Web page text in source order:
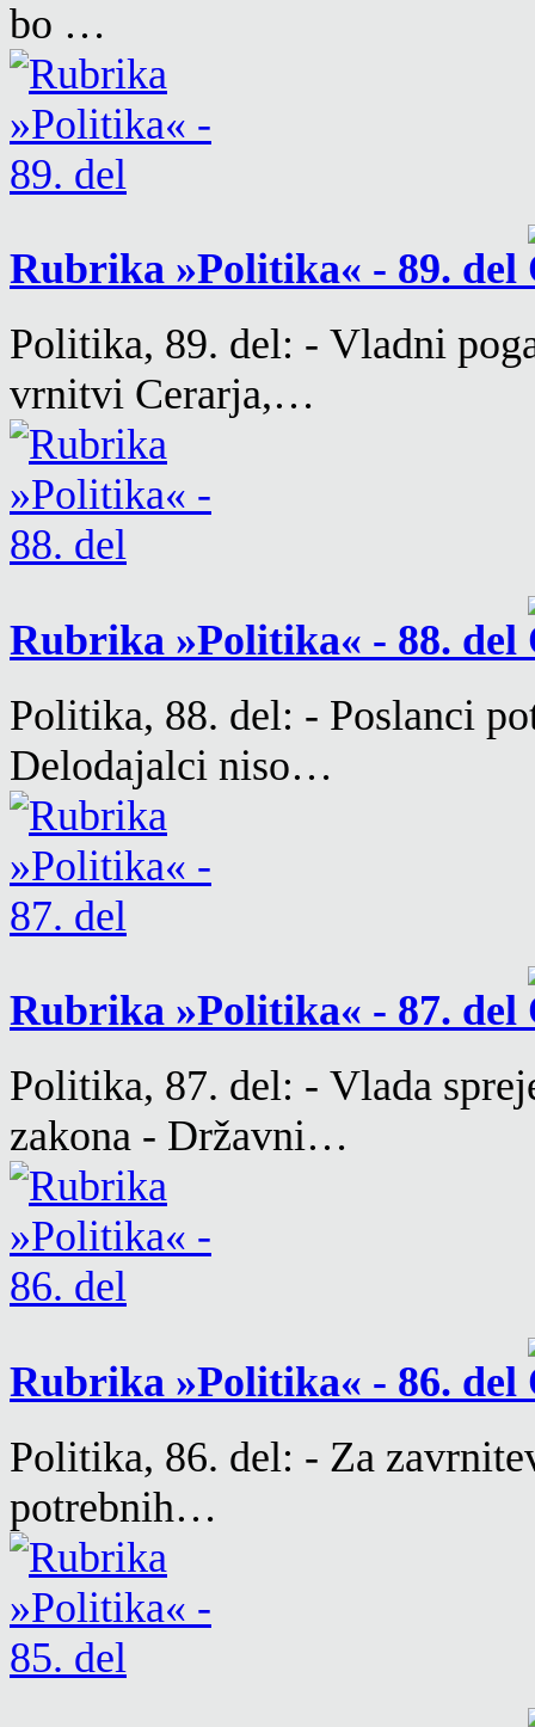
bo …
Rubrika »Politika« - 89. del
Politika, 89. del: - Vladni
vrnitvi Cerarja,…
Rubrika »Politika« - 88. del
Politika, 88. del: - Poslanci
Delodajalci niso…
Rubrika »Politika« - 87. del
Politika, 87. del: - Vlada
zakona - Državni…
Rubrika »Politika« - 86. del
Politika, 86. del: - Za
potrebnih…